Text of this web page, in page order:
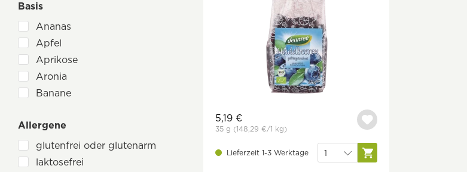
Frischesortiment
Govinda
Holle
Landgarten
Lima
Lubs
MorgenLand
Naturata
Organica
Basis
Ananas
Apfel
Aprikose
Aronia
Banane
Cranberry
Erdbeere
Feige
Allergene
glutenfrei oder glutenarm
laktosefrei
5,19 €
35 g (148,29 €/1 kg)
Lieferzeit 1-3 Werktage